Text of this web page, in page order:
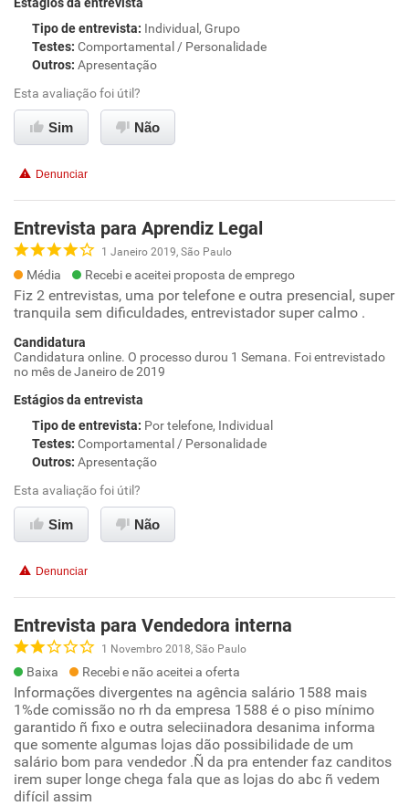
Tipo de entrevista: Individual, Grupo
Testes: Comportamental / Personalidade
Outros: Apresentação
Esta avaliação foi útil?
Sim Não
Denunciar
Entrevista para Aprendiz Legal
1 Janeiro 2019, São Paulo
Média Recebi e aceitei proposta de emprego
Fiz 2 entrevistas, uma por telefone e outra presencial, super
tranquila sem dificuldades, entrevistador super calmo .
Candidatura
Candidatura online. O processo durou 1 Semana. Foi entrevistado
no mês de Janeiro de 2019
Estágios da entrevista
Tipo de entrevista: Por telefone, Individual
Testes: Comportamental / Personalidade
Outros: Apresentação
Esta avaliação foi útil?
Sim Não
Denunciar
Entrevista para Vendedora interna
1 Novembro 2018, São Paulo
Baixa Recebi e não aceitei a oferta
Informações divergentes na agência salário 1588 mais
1%de comissão no rh da empresa 1588 é o piso mínimo
garantido ñ fixo e outra seleciinadora desanima informa
que somente algumas lojas dão possibilidade de um
salário bom para vendedor .Ñ da pra entender faz canditos
irem super longe chega fala que as lojas do abc ñ vedem
difícil assim